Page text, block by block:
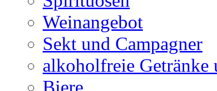
Weinangebot
Sekt und Campagner
alkoholfreie Getränke